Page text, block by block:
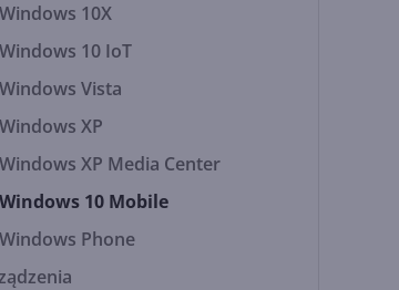
Windows 10X
Windows 10 IoT
Windows Vista
Windows XP
Windows XP Media Center
Windows 10 Mobile
Windows Phone